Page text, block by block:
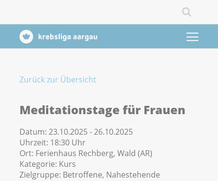
Zurück zur Übersicht
Meditationstage für Frauen
Datum: 23.10.2025 - 26.10.2025
Uhrzeit: 18:30 Uhr
Ort: Ferienhaus Rechberg, Wald (AR)
Kategorie: Kurs
Zielgruppe: Betroffene, Nahestehende